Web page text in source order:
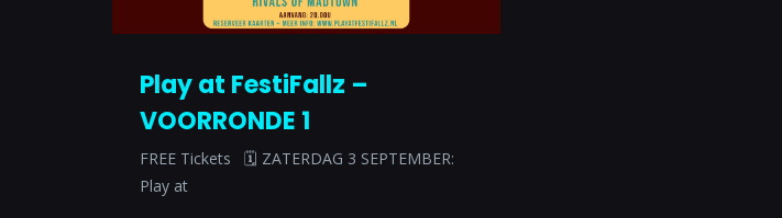
Play at FestiFallz –
VOORRONDE 1
FREE Tickets 🗓 ZATERDAG 3 SEPTEMBER:
Play at